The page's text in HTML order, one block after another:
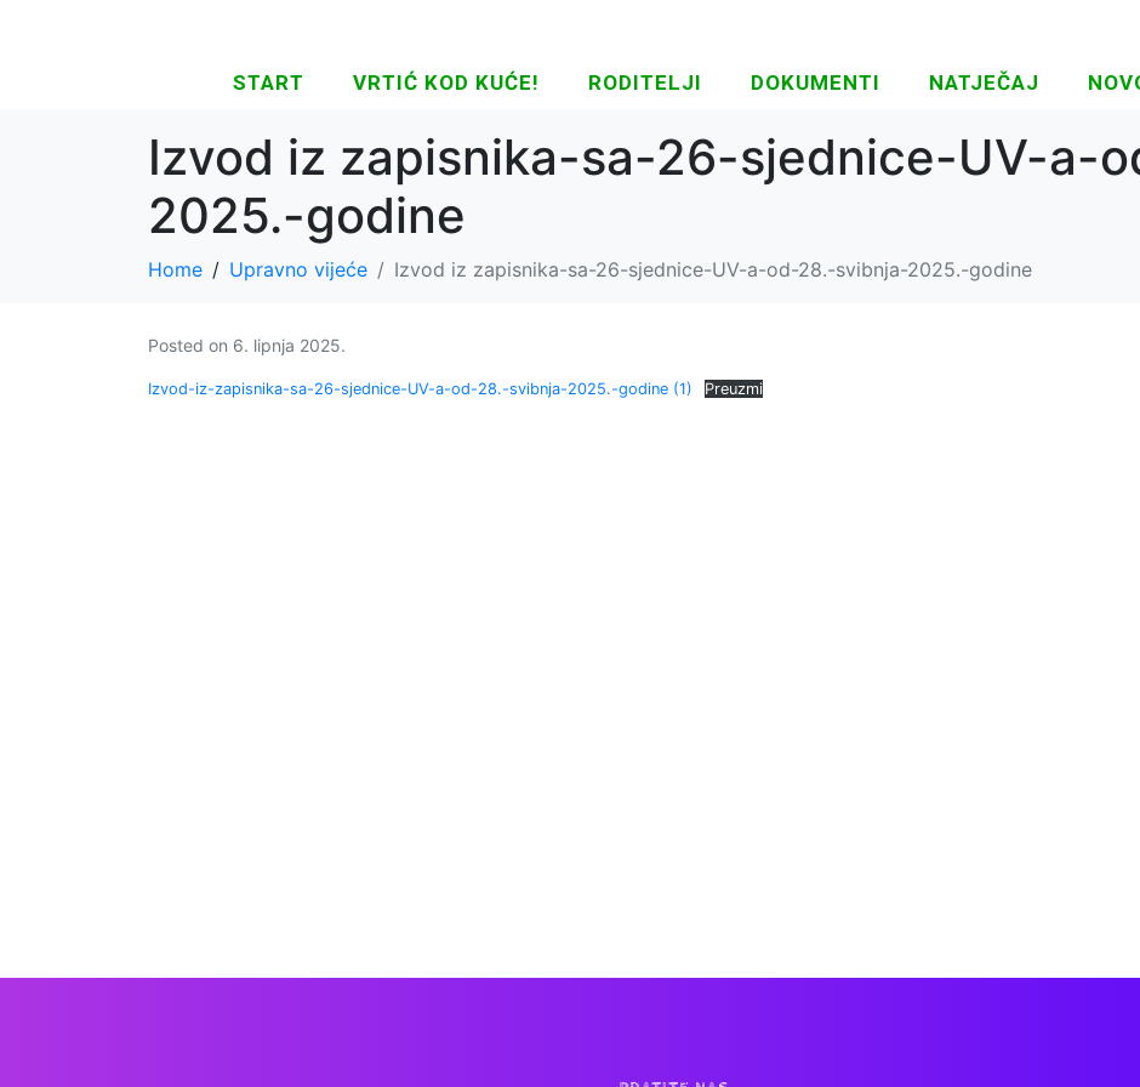
START VRTIĆ KOD KUĆE! RODITELJI DOKUMENTI NATJEČAJ
Izvod iz zapisnika-sa-26-sjednice-UV-a-
2025.-godine
Home Upravno vijeće Izvod iz zapisnika-sa-26-sjednice-UV-a-od-28.-svibnja-2025.-godine
Posted on 6. lipnja 2025.
Izvod-iz-zapisnika-sa-26-sjednice-UV-a-od-28.-svibnja-2025.-godine (1) Preuzmi